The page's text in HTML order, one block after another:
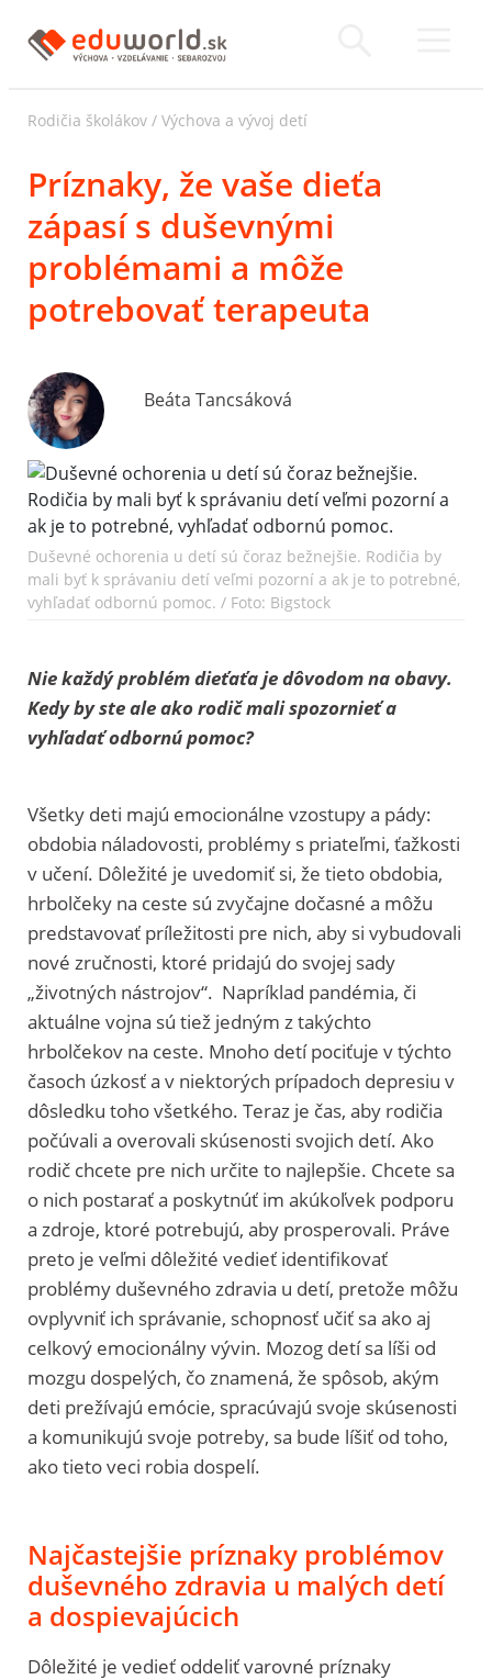
Rodičia školákov / Výchova a vývoj detí
Príznaky, že vaše dieťa
zápasí s duševnými
problémami a môže
potrebovať terapeuta
Beáta Tancsáková
Duševné ochorenia u detí sú čoraz bežnejšie. Rodičia by
mali byť k správaniu detí veľmi pozorní a ak je to potrebné,
vyhľadať odbornú pomoc. / Foto: Bigstock
Nie každý problém dieťaťa je dôvodom na obavy.
Kedy by ste ale ako rodič mali spozornieť a
vyhľadať odbornú pomoc?
Všetky deti majú emocionálne vzostupy a pády:
obdobia náladovosti, problémy s priateľmi, ťažkosti
v učení. Dôležité je uvedomiť si, že tieto obdobia,
hrbolčeky na ceste sú zvyčajne dočasné a môžu
predstavovať príležitosti pre nich, aby si vybudovali
nové zručnosti, ktoré pridajú do svojej sady
„životných nástrojov“. Napríklad pandémia, či
aktuálne vojna sú tiež jedným z takýchto
hrbolčekov na ceste. Mnoho detí pociťuje v týchto
časoch úzkosť a v niektorých prípadoch depresiu v
dôsledku toho všetkého. Teraz je čas, aby rodičia
počúvali a overovali skúsenosti svojich detí. Ako
rodič chcete pre nich určite to najlepšie. Chcete sa
o nich postarať a poskytnúť im akúkoľvek podporu
a zdroje, ktoré potrebujú, aby prosperovali. Práve
preto je veľmi dôležité vedieť identifikovať
problémy duševného zdravia u detí, pretože môžu
ovplyvniť ich správanie, schopnosť učiť sa ako aj
celkový emocionálny vývin. Mozog detí sa líši od
mozgu dospelých, čo znamená, že spôsob, akým
deti prežívajú emócie, spracúvajú svoje skúsenosti
a komunikujú svoje potreby, sa bude líšiť od toho,
ako tieto veci robia dospelí.
Najčastejšie príznaky problémov
duševného zdravia u malých detí
a dospievajúcich
Dôležité je vedieť oddeliť varovné príznaky